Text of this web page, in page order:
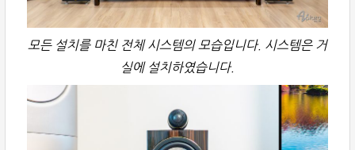
모든 설치를 마친 전체 시스템의 모습입니다. 시스템은 거
실에 설치하였습니다.